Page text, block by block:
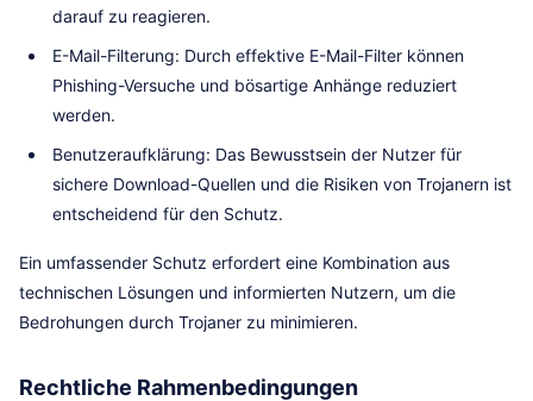
darauf zu reagieren.
E-Mail-Filterung: Durch effektive E-Mail-Filter können
Phishing-Versuche und bösartige Anhänge reduziert
werden.
Benutzeraufklärung: Das Bewusstsein der Nutzer für
sichere Download-Quellen und die Risiken von Trojanern ist
entscheidend für den Schutz.
Ein umfassender Schutz erfordert eine Kombination aus
technischen Lösungen und informierten Nutzern, um die
Bedrohungen durch Trojaner zu minimieren.
Rechtliche Rahmenbedingungen